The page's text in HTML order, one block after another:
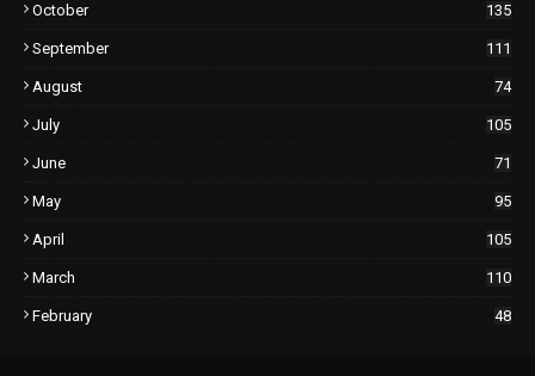
October 135
September 111
August 74
July 105
June 71
May 95
April 105
March 110
February 48